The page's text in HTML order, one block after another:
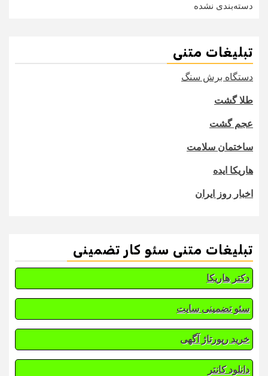
دسته‌بندی نشده
تبلیغات متنی
دستگاه برش سنگ
طلا گشت
عجم گشت
ساختمان سلامت
هاریکا ایده
اخبار روز ایران
تبلیغات متنی سئو کار تضمینی
دکتر هاریکا
سئو تضمینی سایت
خرید رپورتاژ آگهی
دانلود کانتر